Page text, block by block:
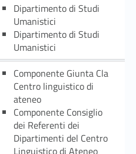
Dipartimento di Studi
Umanistici
Dipartimento di Studi
Umanistici
Componente Giunta Cla
Centro linguistico di
ateneo
Componente Consiglio
dei Referenti dei
Dipartimenti del Centro
Linguistico di Ateneo